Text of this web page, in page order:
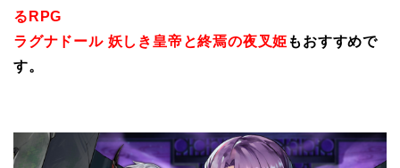
るRPG
ラグナドール 妖しき皇帝と終焉の夜叉姫 もおすすめで
す。